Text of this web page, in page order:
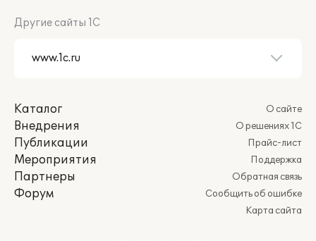
Другие сайты 1С
Каталог
Внедрения
Публикации
Мероприятия
Партнеры
Форум
О сайте
О решениях 1С
Прайс-лист
Поддержка
Обратная связь
Сообщить об ошибке
Карта сайта